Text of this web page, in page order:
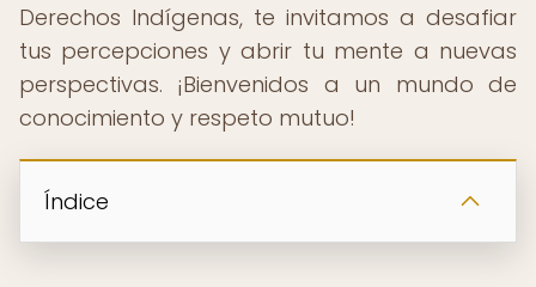
Derechos Indígenas, te invitamos a desafiar
tus percepciones y abrir tu mente a nuevas
perspectivas. ¡Bienvenidos a un mundo de
conocimiento y respeto mutuo!
Índice